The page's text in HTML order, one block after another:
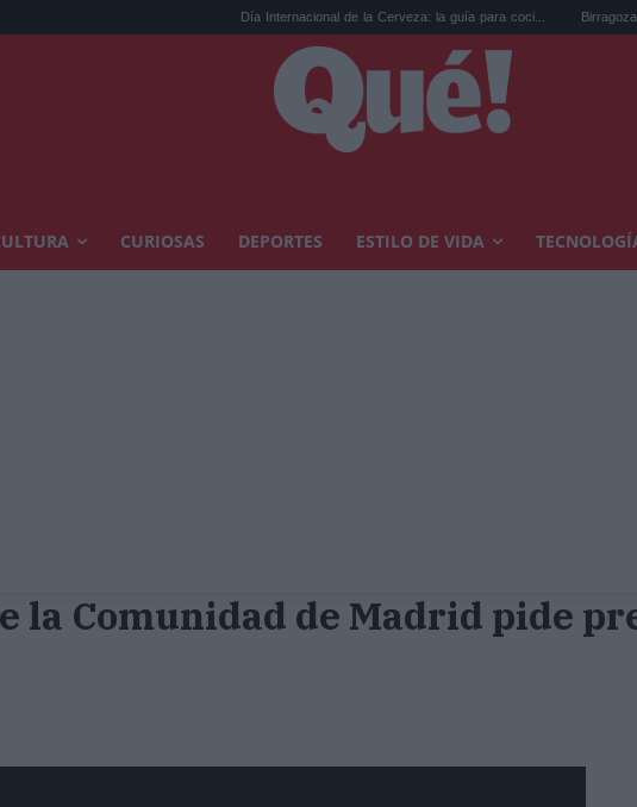
Día Internacional de la Cerveza: la guía para coci... Birragoza 2026: el
CURIOSAS DEPORTES ESTILO DE VIDA
la Comunidad de Madrid pide